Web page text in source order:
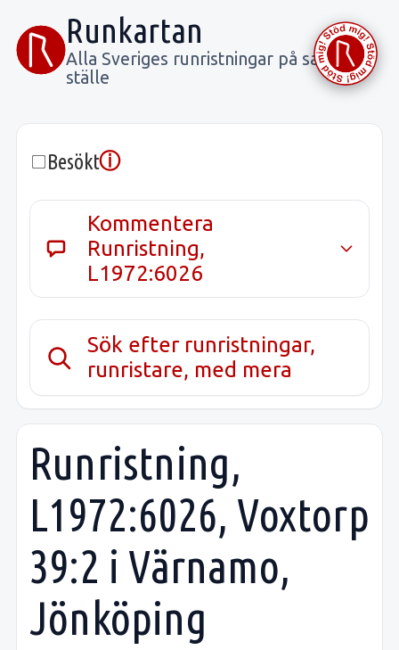
Runkartan
Alla Sveriges runristningar på samma
ställe
Besöktⓘ
Kommentera
Runristning,
L1972:6026
Sök efter runristningar,
runristare, med mera
Runristning,
L1972:6026, Voxtorp
39:2 i Värnamo,
Jönköping